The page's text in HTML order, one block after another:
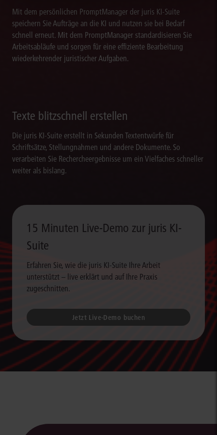
Mit dem persönlichen PromptManager der juris KI-Suite
speichern Sie Aufträge an die KI und nutzen sie bei Bedarf
schnell erneut. Mit dem PromptManager standardisieren Sie
Arbeitsabläufe und sorgen für eine effiziente Bearbeitung
wiederkehrender juristischer Aufgaben.
Texte blitzschnell erstellen
Die juris KI-Suite erstellt in Sekunden Textentwürfe für
Schriftsätze, Stellungnahmen und andere Dokumente. So
verarbeiten Sie Rechercheergebnisse um ein Vielfaches schneller
weiter als bislang.
15 Minuten Live-Demo zur juris KI-
Suite
Erfahren Sie, wie die juris KI-Suite Ihre Arbeit
unterstützt – live erklärt und auf Ihre Praxis
zugeschnitten.
Jetzt Live-Demo buchen